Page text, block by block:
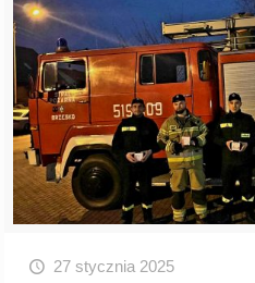
27 stycznia 2025